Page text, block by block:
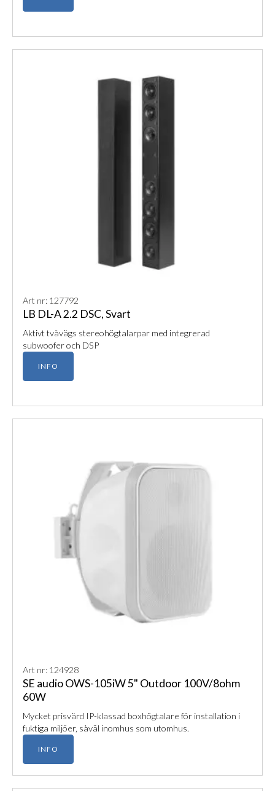
Art nr: 127792
LB DL-A 2.2 DSC, Svart
Aktivt tvåvägs stereohögtalarpar med integrerad
subwoofer och DSP
INFO
Art nr: 124928
SE audio OWS-105iW 5" Outdoor 100V/8ohm
60W
Mycket prisvärd IP-klassad boxhögtalare för installation i
fuktiga miljöer, såväl inomhus som utomhus.
INFO